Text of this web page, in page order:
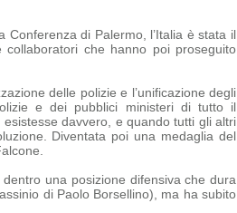
di Palermo, l’Italia è stata il
che hanno poi proseguito
delle polizie e l’unificazione degli
e dei pubblici ministeri di tutto il
davvero, e quando tutti gli altri
Diventata poi una medaglia del
una posizione difensiva che dura
di Paolo Borsellino), ma ha subito